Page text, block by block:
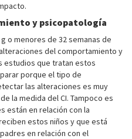
y psicopatología
o menores de 32 semanas de
del comportamiento y
estudios que tratan estos
porque el tipo de
las alteraciones es muy
la medida del CI. Tampoco es
están en relación con la
estos niños y que está
en relación con el